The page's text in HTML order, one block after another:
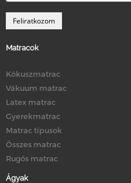
Matracok
Kókuszmatrac
Vákuum matrac
Latex matrac
Gyerekmatrac
Matrac típusok
Összes matrac
Rugós matrac
Ágyak